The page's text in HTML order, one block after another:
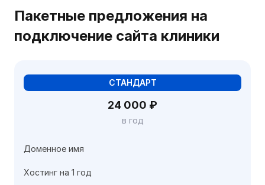
Пакетные предложения на
подключение сайта клиники
СТАНДАРТ
24 000 ₽
в год
Доменное имя
Хостинг на 1 год